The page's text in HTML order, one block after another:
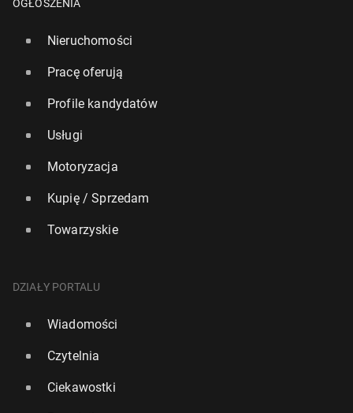
OGŁOSZENIA
Nieruchomości
Pracę oferują
Profile kandydatów
Usługi
Motoryzacja
Kupię / Sprzedam
Towarzyskie
DZIAŁY PORTALU
Wiadomości
Czytelnia
Ciekawostki